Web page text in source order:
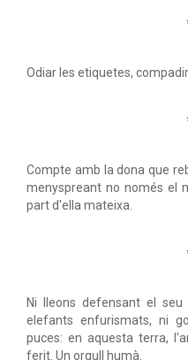
Odiar les etiquetes,
Compte amb la dona que
menyspreant no només el
part d'ella mateixa.
Ni lleons defensant el
elefants enfurismats, ni
puces: en aquesta terra,
ferit. Un orgull humà.